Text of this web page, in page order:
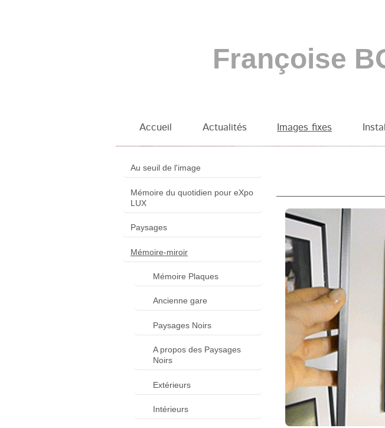
Françoise
Accueil Actualités Images fixes
Au seuil de l'image
Mémoire du quotidien pour eXpo
LUX
Paysages
Mémoire-miroir
Mémoire Plaques
Ancienne gare
Paysages Noirs
A propos des Paysages
Noirs
Extérieurs
Intérieurs